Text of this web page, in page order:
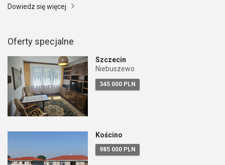
Dowiedz się więcej
Oferty specjalne
Szczecin
Niebuszewo
345 000 PLN
Kościno
985 000 PLN